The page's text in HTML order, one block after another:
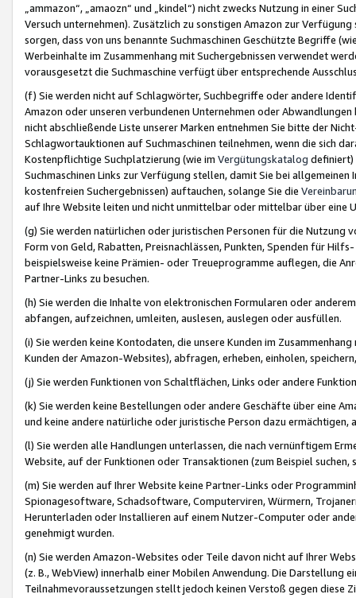
„ammazon“, „amaozn“ und „kindel“) nicht zwecks Nutzung in einer
Versuch unternehmen). Zusätzlich zu sonstigen Amazon zur
sorgen, dass von uns benannte Suchmaschinen Geschützte Begriffe
Werbeinhalte im Zusammenhang mit Suchergebnissen verwendet
vorausgesetzt die Suchmaschine verfügt über entsprechende
(f) Sie werden nicht auf Schlagwörter, Suchbegriffe oder andere
Amazon oder unseren verbundenen Unternehmen oder
nicht abschließende Liste unserer Marken entnehmen Sie bitte der
Schlagwortauktionen auf Suchmaschinen teilnehmen, wenn die sich
Kostenpflichtige Suchplatzierung (wie im Vergütungskatalog definiert)
Suchmaschinen Links zur Verfügung stellen, damit Sie bei
kostenfreien Suchergebnissen) auftauchen, solange Sie die
auf Ihre Website leiten und nicht unmittelbar oder mittelbar über eine
(g) Sie werden natürlichen oder juristischen Personen für die Nutzung
Form von Geld, Rabatten, Preisnachlässen, Punkten, Spenden für
beispielsweise keine Prämien- oder Treueprogramme auflegen, die
Partner-Links zu besuchen.
(h) Sie werden die Inhalte von elektronischen Formularen oder
abfangen, aufzeichnen, umleiten, auslesen, auslegen oder ausfüllen.
(i) Sie werden keine Kontodaten, die unsere Kunden im
Kunden der Amazon-Websites), abfragen, erheben, einholen,
(j) Sie werden Funktionen von Schaltflächen, Links oder andere
(k) Sie werden keine Bestellungen oder andere Geschäfte über eine
und keine andere natürliche oder juristische Person dazu
(l) Sie werden alle Handlungen unterlassen, die nach vernünftigem
Website, auf der Funktionen oder Transaktionen (zum Beispiel
(m) Sie werden auf Ihrer Website keine Partner-Links oder
Spionagesoftware, Schadsoftware, Computerviren, Würmern,
Herunterladen oder Installieren auf einem Nutzer-Computer oder
genehmigt wurden.
(n) Sie werden Amazon-Websites oder Teile davon nicht auf Ihrer
(z. B., WebView) innerhalb einer Mobilen Anwendung. Die Darstellung
Teilnahmevoraussetzungen stellt jedoch keinen Verstoß gegen diese